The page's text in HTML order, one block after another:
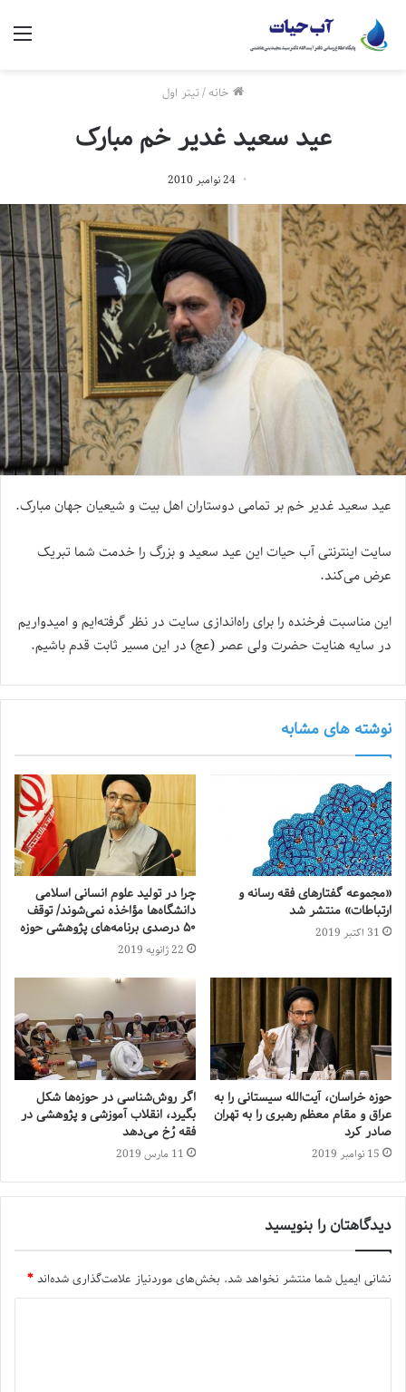
خانه/تیتر اول
عید سعید غدیر خم مبارک
24 نوامبر 2010
عید سعید غدیر خم بر تمامی دوستاران اهل بیت و شیعیان جهان مبارک.
سایت اینترنتی آب حیات این عید سعید و بزرگ را خدمت شما تبریک
عرض می‌کند.
این مناسبت فرخنده را برای راه‌اندازی سایت در نظر گرفته‌ایم و امیدواریم
در سایه هنایت حضرت ولی عصر (عج) در این مسیر ثابت قدم باشیم.
نوشته های مشابه
«مجموعه گفتارهای فقه رسانه و
ارتباطات» منتشر شد
31 اکتبر 2019
چرا در تولید علوم انسانی اسلامی
دانشگاه‌ها مؤاخذه نمی‌شوند/ توقف
۵۰ درصدی برنامه‌های پژوهشی حوزه
22 ژانویه 2019
حوزه خراسان، آیت‌الله سیستانی را به
عراق و مقام معظم رهبری را به تهران
صادر کرد
15 نوامبر 2019
اگر روش‌شناسی در حوزه‌ها شکل
بگیرد، انقلاب آموزشی و پژوهشی در
فقه رُخ می‌دهد
11 مارس 2019
دیدگاهتان را بنویسید
نشانی ایمیل شما منتشر نخواهد شد. بخش‌های موردنیاز علامت‌گذاری شده‌اند*